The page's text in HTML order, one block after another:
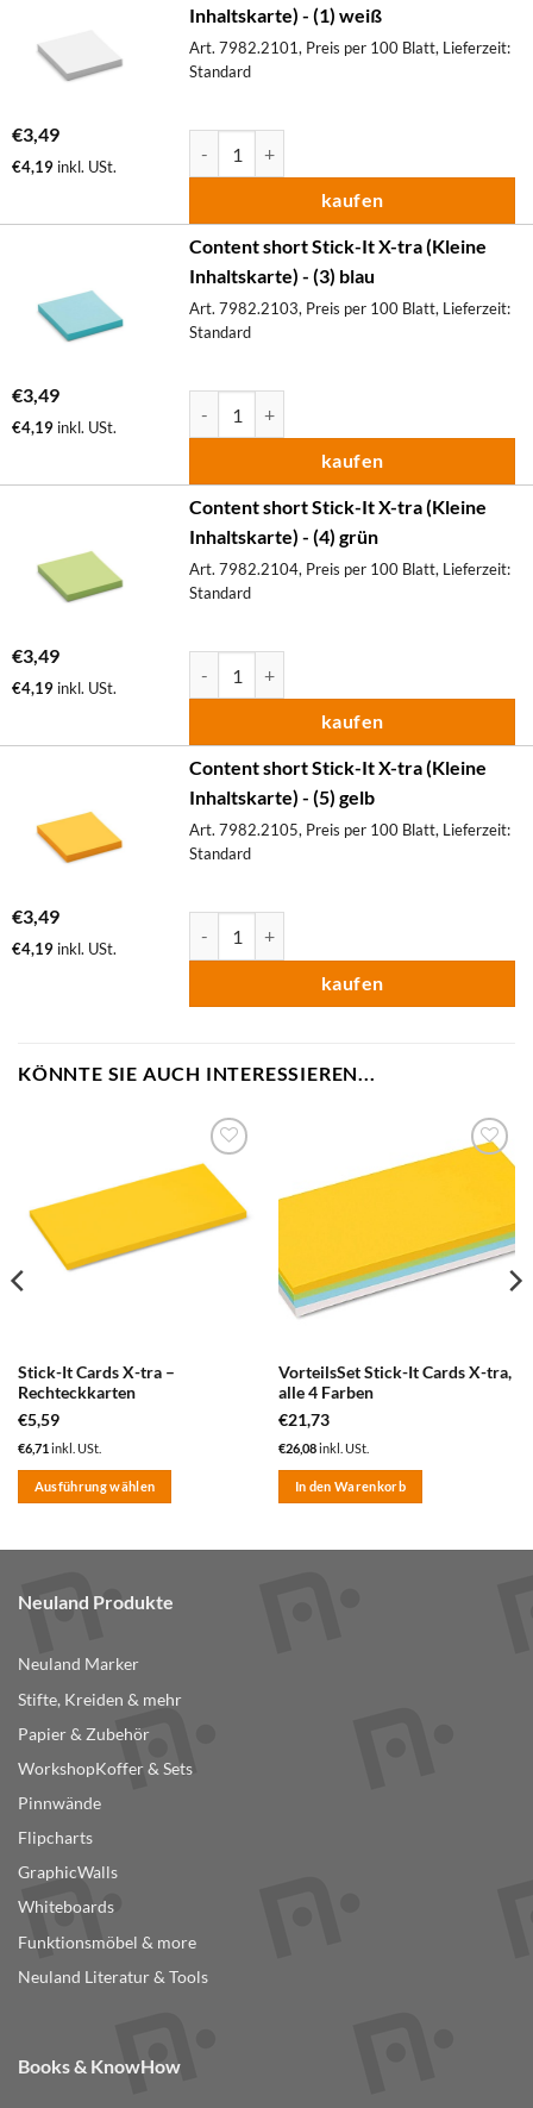
Inhaltskarte) - (1) weiß
Art. 7982.2101, Preis per 100 Blatt, Lieferzeit:
Standard
€3,49
€4,19 inkl. USt.
kaufen
Content short Stick-It X-tra (Kleine
Inhaltskarte) - (3) blau
Art. 7982.2103, Preis per 100 Blatt, Lieferzeit:
Standard
€3,49
€4,19 inkl. USt.
kaufen
Content short Stick-It X-tra (Kleine
Inhaltskarte) - (4) grün
Art. 7982.2104, Preis per 100 Blatt, Lieferzeit:
Standard
€3,49
€4,19 inkl. USt.
kaufen
Content short Stick-It X-tra (Kleine
Inhaltskarte) - (5) gelb
Art. 7982.2105, Preis per 100 Blatt, Lieferzeit:
Standard
€3,49
€4,19 inkl. USt.
kaufen
KÖNNTE SIE AUCH INTERESSIEREN...
zum
Merkzettel
hinzufügen
Stick-It Cards X-tra –
Rechteckkarten
€5,59
€6,71 inkl. USt.
Ausführung wählen
Varianten
Die
Optionen
können
auf
der
gewählt
werden
VorteilsSet Stick-It Cards X-tra,
alle 4 Farben
€21,73
€26,08inkl. USt.
In den Warenkorb
Neuland Produkte
Neuland Marker
Stifte, Kreiden & mehr
Papier & Zubehör
WorkshopKoffer & Sets
Pinnwände
Flipcharts
GraphicWalls
Whiteboards
Funktionsmöbel & more
Neuland Literatur & Tools
Books & KnowHow